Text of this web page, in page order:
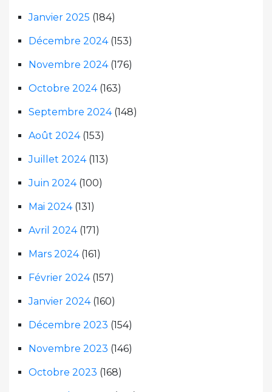
Janvier 2025 (184)
Décembre 2024(153)
Novembre 2024(176)
Octobre 2024(163)
Septembre 2024(148)
Août 2024(153)
Juillet 2024(113)
Juin 2024(100)
Mai 2024(131)
Avril 2024(171)
Mars 2024(161)
Février 2024(157)
Janvier 2024(160)
Décembre 2023 (154)
Novembre 2023 (146)
Octobre 2023 (168)